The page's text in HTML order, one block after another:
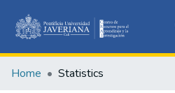
&
Home Statistics